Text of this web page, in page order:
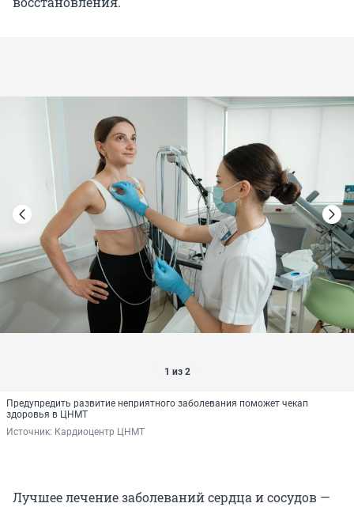
1 из 2
Предупредить развитие неприятного заболевания поможет чекап
здоровья в ЦНМТ
Источник: Кардиоцентр ЦНМТ
Лучшее лечение заболеваний сердца и сосудов —